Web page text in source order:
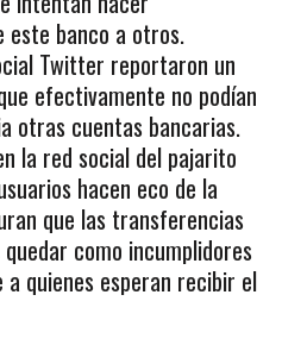
este banco a otros.
Twitter reportaron un
efectivamente no podían
otras cuentas bancarias.
la red social del pajarito
hacen eco de la
que las transferencias
como incumplidores
quienes esperan recibir el